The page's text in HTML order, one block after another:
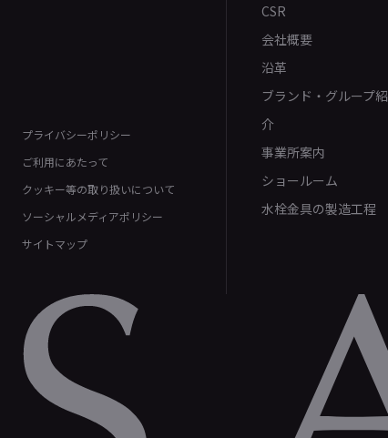
プライバシーポリシー
ご利用にあたって
クッキー等の取り扱いについて
ソーシャルメディアポリシー
サイトマップ
CSR
会社概要
沿革
ブランド・グループ紹
介
事業所案内
ショールーム
水栓金具の製造工程